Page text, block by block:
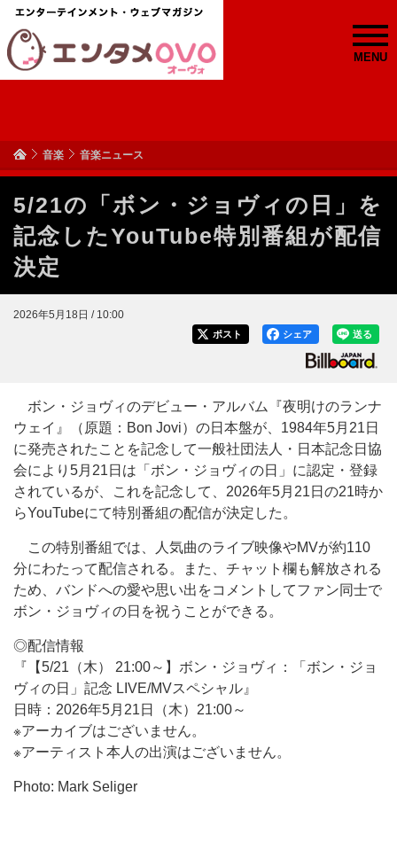
MENU
音楽 音楽ニュース
5/21の「ボン・ジョヴィの日」を
記念したYouTube特別番組が配信
決定
2026年5月18日 / 10:00
送る
シェア
ポスト
ボン・ジョヴィのデビュー・アルバム『夜明けのランナ
ウェイ』（原題：Bon Jovi）の日本盤が、1984年5月21日
に発売されたことを記念して一般社団法人・日本記念日協
会により5月21日は「ボン・ジョヴィの日」に認定・登録
されているが、これを記念して、2026年5月21日の21時か
らYouTubeにて特別番組の配信が決定した。
この特別番組では、人気曲のライブ映像やMVが約110
分にわたって配信される。また、チャット欄も解放される
ため、バンドへの愛や思い出をコメントしてファン同士で
ボン・ジョヴィの日を祝うことができる。
◎配信情報
『【5/21（木） 21:00～】ボン・ジョヴィ：「ボン・ジョ
ヴィの日」記念 LIVE/MVスペシャル』
日時：2026年5月21日（木）21:00～
※アーカイブはございません。
※アーティスト本人の出演はございません。
Photo: Mark Seliger